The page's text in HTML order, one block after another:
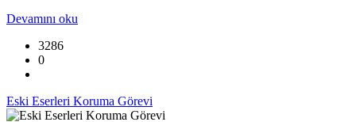
Devamını oku
3286
0
Eski Eserleri Koruma Görevi